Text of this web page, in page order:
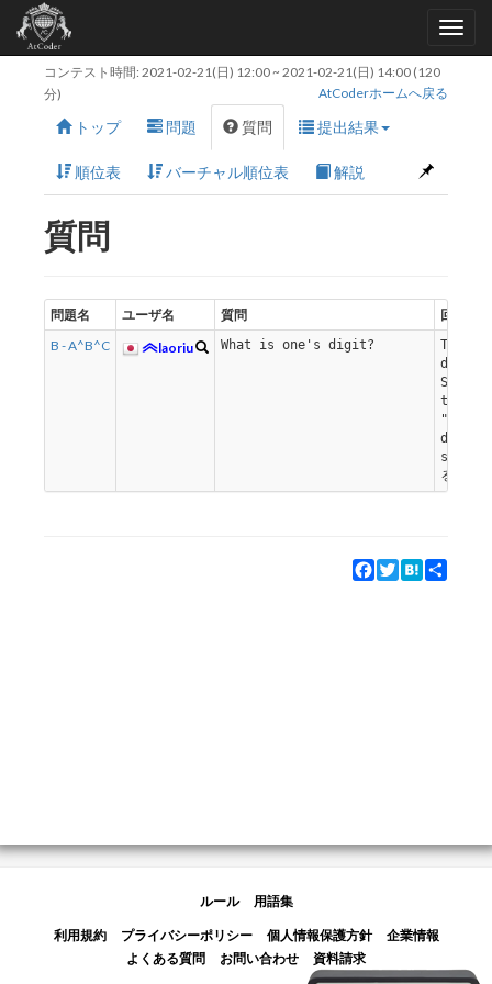
コンテスト時間: 2021-02-21(日) 12:00~ 2021-02-21(日) 14:00 (120
分)
AtCoderホームへ戻る
トップ 問題 質問 提出結果
順位表 バーチャル順位表 解説
質問
問題名 ユーザ名 質問
回答
B - A^B^C
laoriu What is one's digit?
The
Sorry,
the
soon.)
る方へ:
Facebook
Twitter
Hatena
ルール 用語集
利用規約 プライバシーポリシー 個人情報保護方針
企業情報
よくある質問
お問い合わせ 資料請求